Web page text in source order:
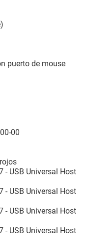
puerto de mouse
00
- USB Universal Host
- USB Universal Host
- USB Universal Host
- USB Universal Host